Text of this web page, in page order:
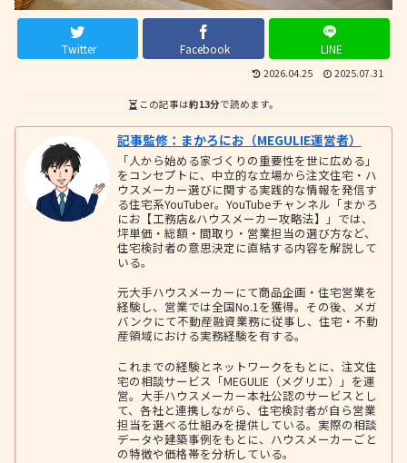
Twitter Facebook LINE
2026.04.25 2025.07.31
この記事は約13分で読めます。
記事監修：まかろにお（MEGULIE運営者）
「人から始める家づくりの重要性を世に広める」
をコンセプトに、中立的な立場から注文住宅・ハ
ウスメーカー選びに関する実践的な情報を発信す
る住宅系YouTuber。YouTubeチャンネル「まかろ
にお【工務店&ハウスメーカー攻略法】」では、
坪単価・総額・間取り・営業担当の選び方など、
住宅検討者の意思決定に直結する内容を解説して
いる。
元大手ハウスメーカーにて商品企画・住宅営業を
経験し、営業では全国No.1を獲得。その後、メガ
バンクにて不動産融資業務に従事し、住宅・不動
産領域における実務経験を有する。
これまでの経験とネットワークをもとに、注文住
宅の相談サービス「MEGULIE（メグリエ）」を運
営。大手ハウスメーカー本社公認のサービスとし
て、各社と連携しながら、住宅検討者が自ら営業
担当を選べる仕組みを提供している。実際の相談
データや建築事例をもとに、ハウスメーカーごと
の特徴や価格帯を分析している。